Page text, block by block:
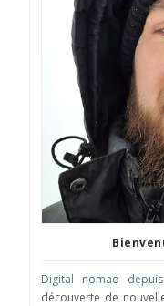
Digital nomad
découverte de